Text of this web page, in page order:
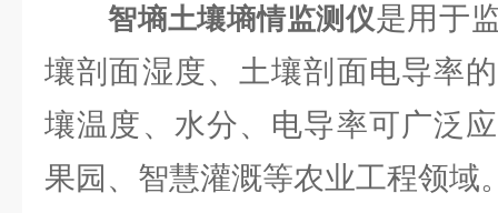
智墒土壤墒情监测仪是用于
壤剖面湿度、土壤剖面电导率
壤温度、水分、电导率可广泛
果园、智慧灌溉等农业工程领域